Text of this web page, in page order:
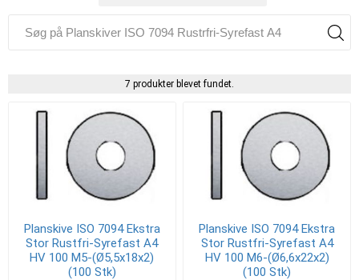
7 produkter blevet fundet.
Planskive ISO 7094 Ekstra
Stor Rustfri-Syrefast A4
HV 100 M5-(Ø5,5x18x2)
(100 Stk)
Planskive ISO 7094 Ekstra
Stor Rustfri-Syrefast A4
HV 100 M6-(Ø6,6x22x2)
(100 Stk)